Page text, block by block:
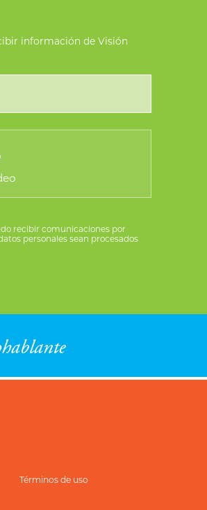
información de Visión
recibir comunicaciones por
personales sean procesados
Términos de uso